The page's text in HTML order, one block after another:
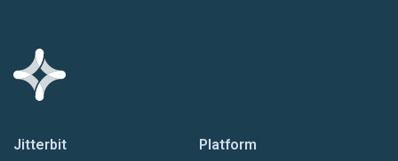
Jitterbit Platform